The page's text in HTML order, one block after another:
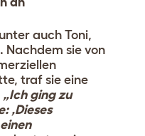
auch Toni,
Nachdem sie von
traf sie eine
„Ich ging zu
‚Dieses